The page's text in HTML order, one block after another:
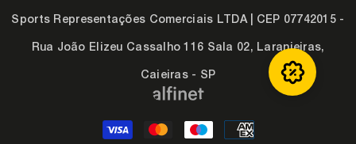
Sports Representações Comerciais LTDA | CEP 07742015 -
Rua João Elizeu Cassalho 116 Sala 02, Laranjeiras,
Caieiras - SP
Formas
de